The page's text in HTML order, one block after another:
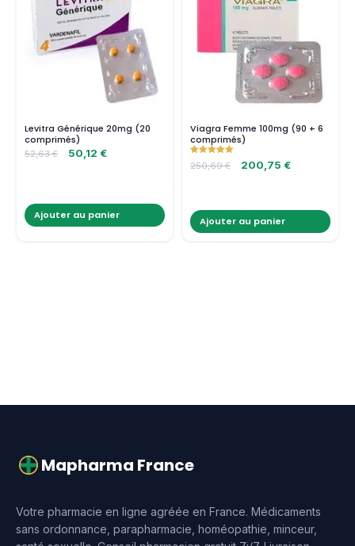
Levitra Générique 20mg (20
comprimés)
52,63€ 50,12 €
Ajouter au panier
Viagra Femme 100mg (90 + 6
comprimés)
Note
5.00
250,69€ 200,75 €
Ajouter au panier
Mapharma France
Votre pharmacie en ligne agréée en France. Médicaments
sans ordonnance, parapharmacie, homéopathie, minceur,